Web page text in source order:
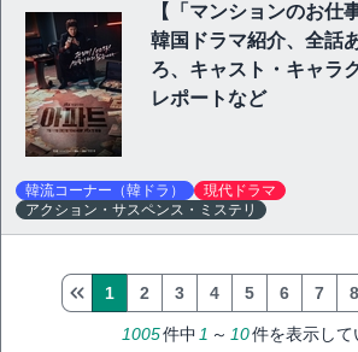
【「マンションのお仕
韓国ドラマ紹介、全話
ろ、キャスト・キャラ
レポートなど
韓流コーナー（韓ドラ）
現代ドラマ
アクション・サスペンス・ミステリ
1005件中1 ～ 10件を表示して
1 2 3 4 5 6 7 8